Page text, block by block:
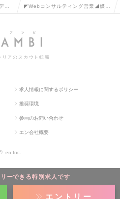
ーできる特別求人です
エントリー
ジ
の
◤Webコンサルティング営業◢媒
界上位1％の広告代理店の求人情報
リアのスカウト転職
求人情報に関するポリシー
推奨環境
参画のお問い合わせ
エン会社概要
en Inc.